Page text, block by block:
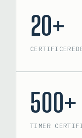
20+
500+
TIMER